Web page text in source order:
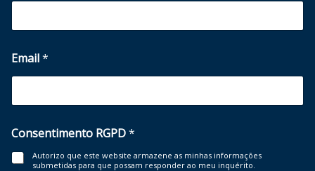
Email*
Consentimento RGPD*
Autorizo que este website armazene as minhas informações
submetidas para que possam responder ao meu inquérito.